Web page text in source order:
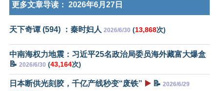
更多文章导读： 2026年6月27日
天下奇谭 (594) ：秦时妇人 2026/6/30 (13,868次)
中南海权力地震：习近平25名政治局委员海外藏富大爆盒
📝 2026/6/30 (43,164次)
日本断供光刻胶，千亿产线秒变“废铁” ▶️ 📝 2026/6/29